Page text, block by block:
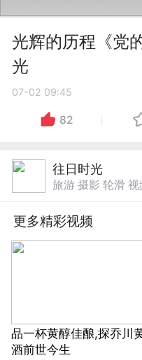
光辉的历程《党
光
07-02 09:45
82
往日时光
旅游 摄影 轮滑
更多精彩视频
品一杯黄醇佳酿,探乔川
酒前世今生